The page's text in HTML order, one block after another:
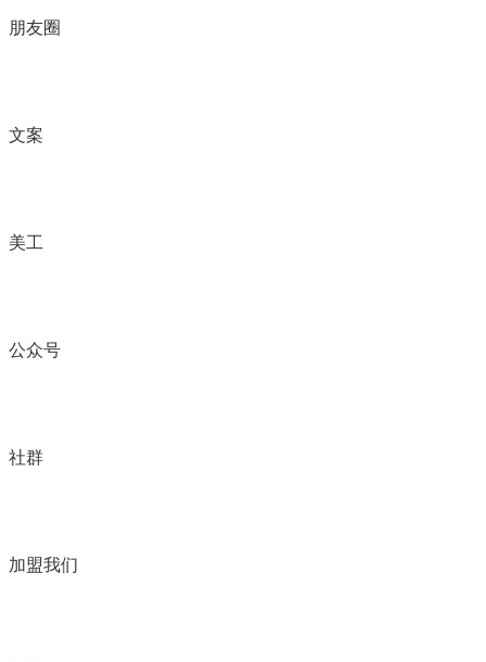
朋友圈
文案
美工
公众号
社群
加盟我们